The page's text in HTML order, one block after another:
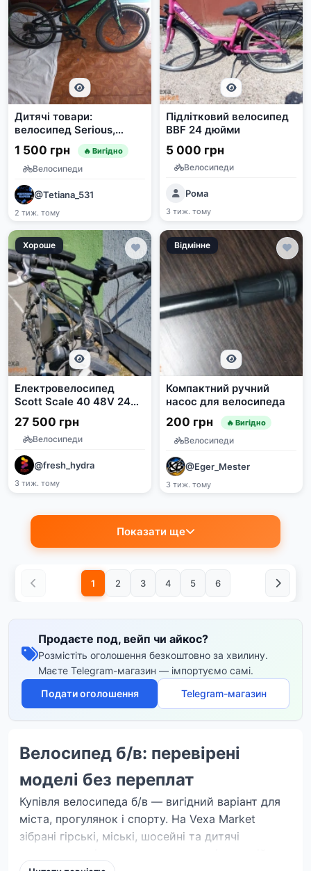
Дитячі товари:
велосипед Serious,
санки та ролики
1 500 грн 🔥 Вигідно
Велосипеди
@Tetiana_531
2 тиж. тому
Підлітковий велосипед
BBF 24 дюйми
5 000 грн
Велосипеди
Рома
3 тиж. тому
Хороше
Електровелосипед
Scott Scale 40 48V 24Ah
500W
27 500 грн
Велосипеди
@fresh_hydra
3 тиж. тому
Відмінне
Компактний ручний
насос для велосипеда
200 грн 🔥 Вигідно
Велосипеди
@Eger_Mester
3 тиж. тому
Показати ще
1 2 3 4 5 6
Продаєте под, вейп чи айкос?
Розмістіть оголошення безкоштовно за хвилину.
Маєте Telegram-магазин — імпортуємо самі.
Подати оголошення
Telegram-магазин
Велосипед б/в: перевірені
моделі без переплат
Купівля велосипеда б/в — вигідний варіант для
міста, прогулянок і спорту. На Vexa Market
зібрані гірські, міські, шосейні та дитячі